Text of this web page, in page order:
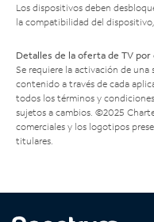
Los dispositivos deben
la compatibilidad del
Detalles de la oferta de TV por
Se requiere la activación de
contenido a través de cada
todos los términos y
sujetos a cambios. ©2025
comerciales y los logotipos
titulares.